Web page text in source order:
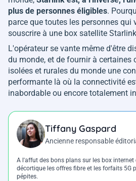
plus de personnes éligibles.
parce que toutes les personnes qui
souscrire à une box satellite
L'opérateur se vante même d'être
du monde, et de fournir à certaines
isolées et rurales du monde une
performante là où la connectivité
inabordable ou encore totalement
Tiffany Gaspard
Ancienne responsable
A l'affut des bons plans sur les box
décortique les offres fibre et les forfaits 5G
pépites.